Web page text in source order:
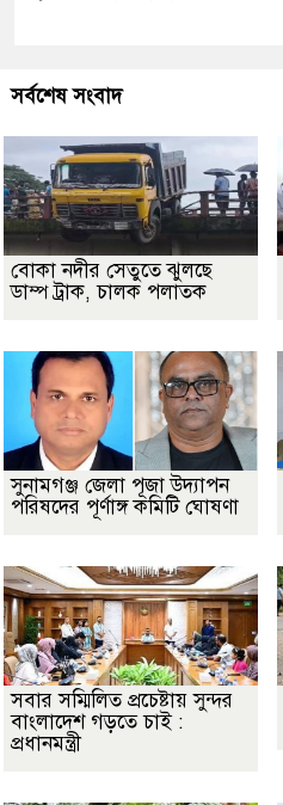
সর্বশেষ সংবাদ
বোকা নদীর সেতুতে ঝুলছে
ডাম্প ট্রাক, চালক পলাতক
সুনামগঞ্জ জেলা পূজা উদ্যাপন
পরিষদের পূর্ণাঙ্গ কমিটি ঘোষণা
সবার সম্মিলিত প্রচেষ্টায় সুন্দর
বাংলাদেশ গড়তে চাই :
প্রধানমন্ত্রী